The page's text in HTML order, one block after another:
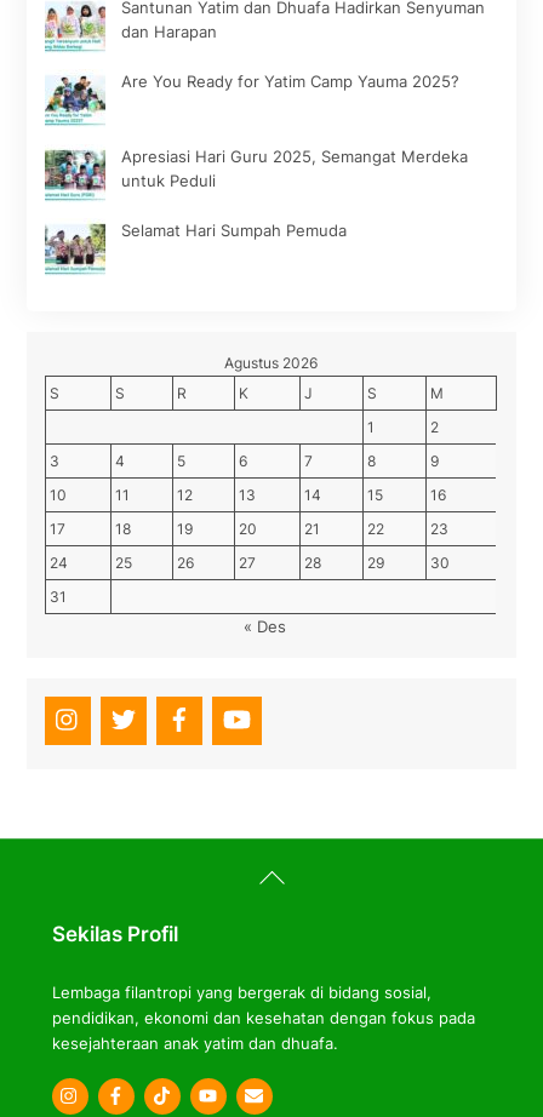
Santunan Yatim dan Dhuafa Hadirkan Senyuman
dan Harapan
Are You Ready for Yatim Camp Yauma 2025?
Apresiasi Hari Guru 2025, Semangat Merdeka
untuk Peduli
Selamat Hari Sumpah Pemuda
Agustus 2026
S
S R K J S
M
1
2
3
4 5 6 7 8
9
10
11 12 13 14 15
16
17
18 19 20 21 22
23
24
25 26 27 28 29
30
31
« Des
Back
To
Sekilas Profil
Lembaga filantropi yang bergerak di bidang sosial,
pendidikan, ekonomi dan kesehatan dengan fokus pada
kesejahteraan anak yatim dan dhuafa.
Icon
Icon
Icon